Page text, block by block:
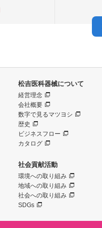
松吉医科器械について
経営理念
会社概要
数字で見るマツヨシ
歴史
ビジネスフロー
カタログ
社会貢献活動
環境への取り組み
地域への取り組み
社会への取り組み
SDGs